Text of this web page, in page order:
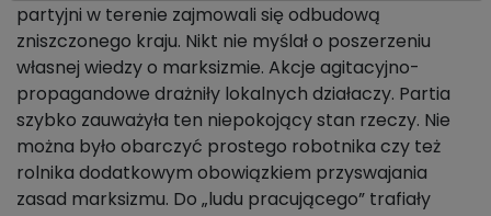
partyjni w terenie zajmowali się odbudową
zniszczonego kraju. Nikt nie myślał o poszerzeniu
własnej wiedzy o marksizmie. Akcje agitacyjno-
propagandowe drażniły lokalnych działaczy. Partia
szybko zauważyła ten niepokojący stan rzeczy. Nie
można było obarczyć prostego robotnika czy też
rolnika dodatkowym obowiązkiem przyswajania
zasad marksizmu. Do „ludu pracującego” trafiały